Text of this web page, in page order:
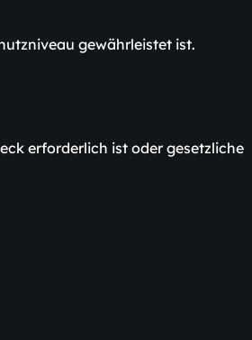
gewährleistet ist.
erforderlich ist oder gesetzliche